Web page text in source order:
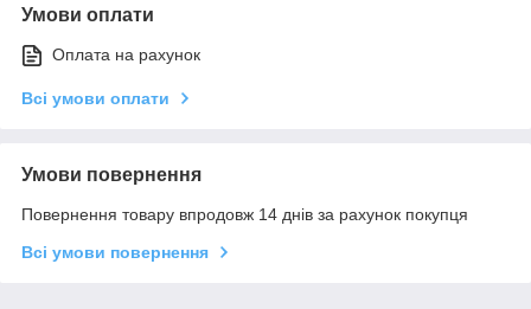
Умови оплати
Оплата на рахунок
Всі умови оплати
Умови повернення
Повернення товару впродовж 14 днів за рахунок покупця
Всі умови повернення